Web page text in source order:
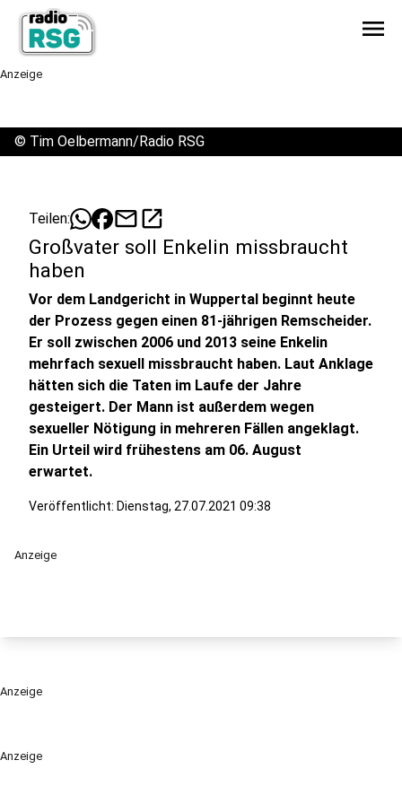
menu
Anzeige
Anzeige
© Tim Oelbermann/Radio RSG
Teilen: mailopen_in_new
Großvater soll Enkelin missbraucht
haben
Vor dem Landgericht in Wuppertal beginnt heute
der Prozess gegen einen 81-jährigen Remscheider.
Er soll zwischen 2006 und 2013 seine Enkelin
mehrfach sexuell missbraucht haben. Laut Anklage
hätten sich die Taten im Laufe der Jahre
gesteigert. Der Mann ist außerdem wegen
sexueller Nötigung in mehreren Fällen angeklagt.
Ein Urteil wird frühestens am 06. August
erwartet.
Veröffentlicht: Dienstag, 27.07.2021 09:38
Anzeige
Anzeige